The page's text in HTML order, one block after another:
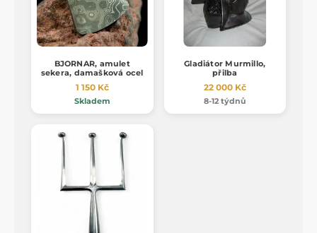
BJORNAR, amulet
sekera, damašková ocel
1 150 Kč
Skladem
Gladiátor Murmillo,
přilba
22 000 Kč
8-12 týdnů